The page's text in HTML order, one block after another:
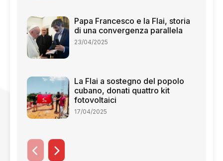
Papa Francesco e la Flai, storia
di una convergenza parallela
23/04/2025
La Flai a sostegno del popolo
cubano, donati quattro kit
fotovoltaici
17/04/2025